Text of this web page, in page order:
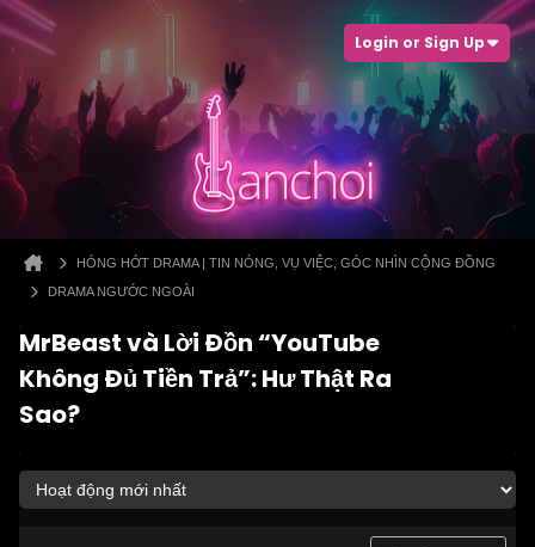
Login or Sign Up
HÓNG HỚT DRAMA | TIN NÓNG, VỤ VIỆC, GÓC NHÌN CỘNG ĐỒNG
DRAMA NGƯỚC NGOÀI
MrBeast và Lời Đồn “YouTube
Không Đủ Tiền Trả”: Hư Thật Ra
Sao?